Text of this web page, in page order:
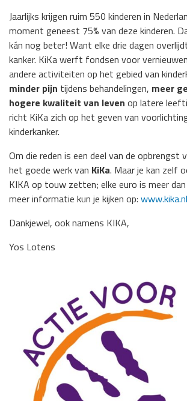
Jaarlijks krijgen ruim 550 kinderen in
moment geneest 75% van deze kinderen.
kán nog beter! Want elke drie dagen
kanker. KiKa werft fondsen voor
andere activiteiten op het gebied van
minder pijn tijdens behandelingen, meer
hogere kwaliteit van leven op latere
richt KiKa zich op het geven van
kinderkanker.
Om die reden is een deel van de opbrengst
het goede werk van KiKa. Maar je kan zelf
KIKA op touw zetten; elke euro is meer
meer informatie kun je kijken op: www.kika.nl
Dankjewel, ook namens KIKA,
Yos Lotens